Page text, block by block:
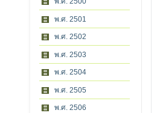
พ.ศ. 2501
พ.ศ. 2502
พ.ศ. 2503
พ.ศ. 2504
พ.ศ. 2505
พ.ศ. 2506